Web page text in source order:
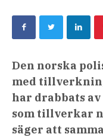
Den norska
med
har drabbats
som tillverkar
säger att